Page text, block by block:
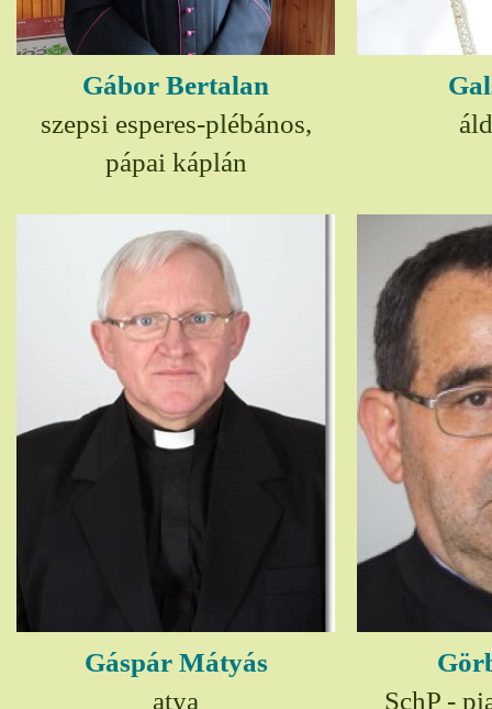
Gábor Bertalan
szepsi esperes-plébános,
pápai káplán
Gáspár Mátyás
atya
SchP -